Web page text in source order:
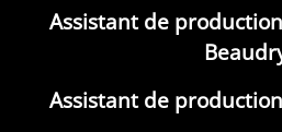
Assistant de
Assistant de